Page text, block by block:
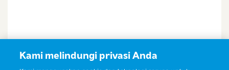
Kami melindungi privasi Anda